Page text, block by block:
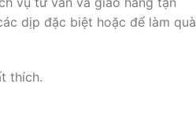
dịp đặc biệt hoặc để làm quà
thích.